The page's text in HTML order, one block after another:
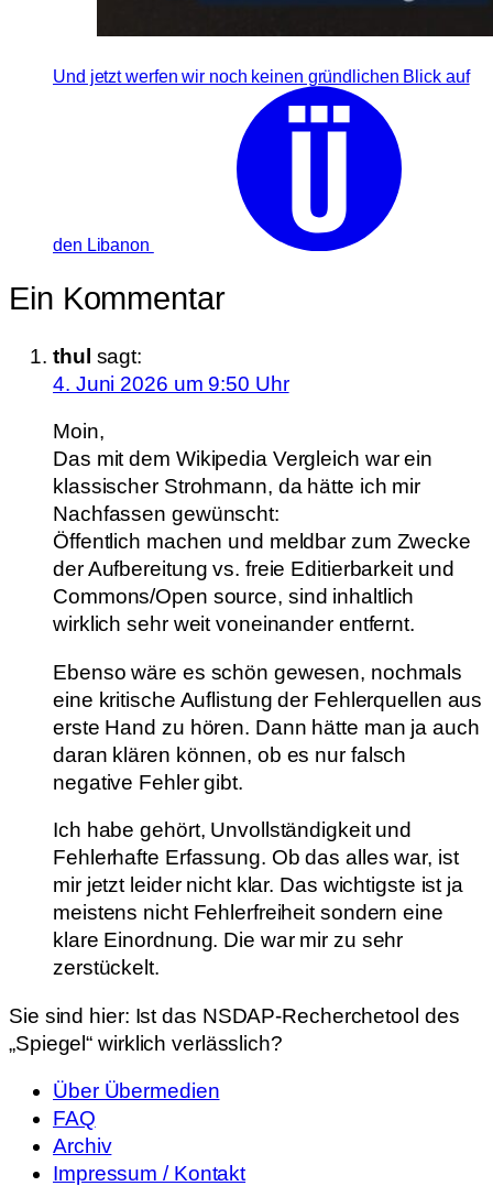
Und jetzt werfen wir noch keinen gründlichen Blick auf
den Libanon
Ein Kommentar
thul sagt:
4. Juni 2026 um 9:50 Uhr
Moin,
Das mit dem Wikipedia Vergleich war ein
klassischer Strohmann, da hätte ich mir
Nachfassen gewünscht:
Öffentlich machen und meldbar zum Zwecke
der Aufbereitung vs. freie Editierbarkeit und
Commons/Open source, sind inhaltlich
wirklich sehr weit voneinander entfernt.
Ebenso wäre es schön gewesen, nochmals
eine kritische Auflistung der Fehlerquellen aus
erste Hand zu hören. Dann hätte man ja auch
daran klären können, ob es nur falsch
negative Fehler gibt.
Ich habe gehört, Unvollständigkeit und
Fehlerhafte Erfassung. Ob das alles war, ist
mir jetzt leider nicht klar. Das wichtigste ist ja
meistens nicht Fehlerfreiheit sondern eine
klare Einordnung. Die war mir zu sehr
zerstückelt.
Sie sind hier: Ist das NSDAP-Recherchetool des
„Spiegel“ wirklich verlässlich?
Über Übermedien
FAQ
Archiv
Impressum / Kontakt